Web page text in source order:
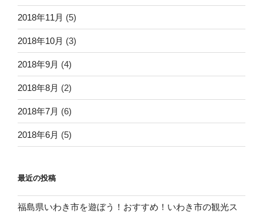
2018年11月 (5)
2018年10月 (3)
2018年9月 (4)
2018年8月 (2)
2018年7月 (6)
2018年6月 (5)
最近の投稿
福島県いわき市を遊ぼう！おすすめ！いわき市の観光ス